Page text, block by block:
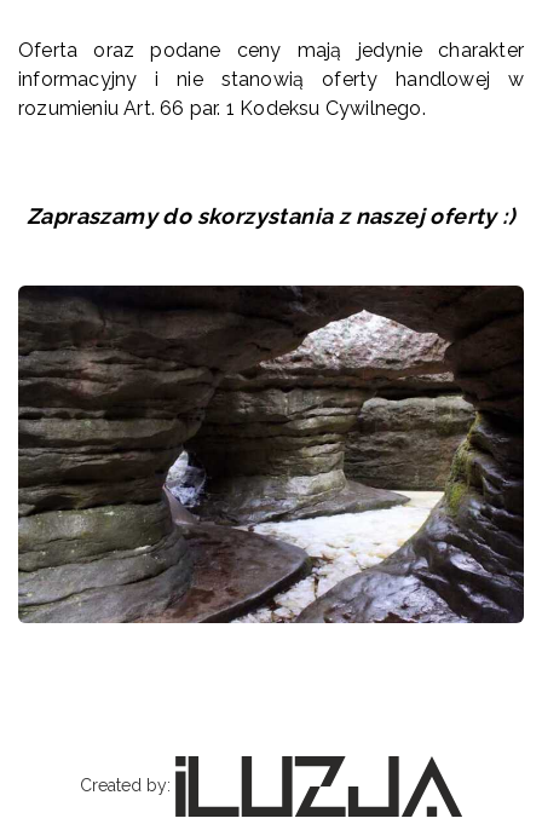
Oferta oraz podane ceny mają jedynie charakter
informacyjny i nie stanowią oferty handlowej w
rozumieniu Art. 66 par. 1 Kodeksu Cywilnego.
Zapraszamy do skorzystania z naszej oferty :)
Created by: